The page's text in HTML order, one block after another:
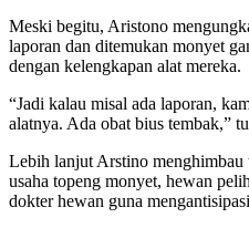
Meski begitu, Aristono
laporan dan ditemukan monyet
dengan kelengkapan alat mereka.
“Jadi kalau misal ada laporan,
alatnya. Ada obat bius tembak,”
Lebih lanjut Arstino menghimbau
usaha topeng monyet, hewan
dokter hewan guna